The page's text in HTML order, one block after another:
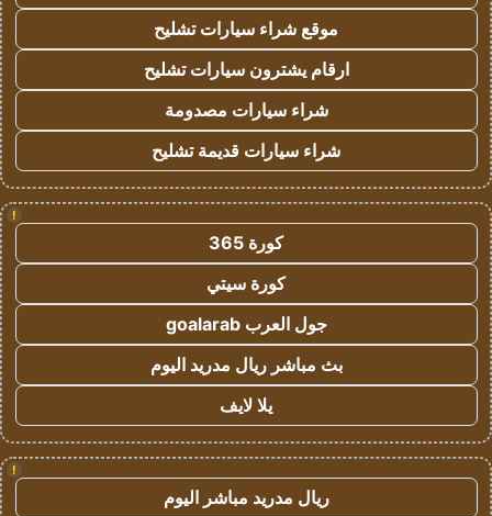
موقع شراء سيارات تشليح
ارقام يشترون سيارات تشليح
شراء سيارات مصدومة
شراء سيارات قديمة تشليح
!
كورة 365
كورة سيتي
جول العرب goalarab
بث مباشر ريال مدريد اليوم
يلا لايف
!
ريال مدريد مباشر اليوم